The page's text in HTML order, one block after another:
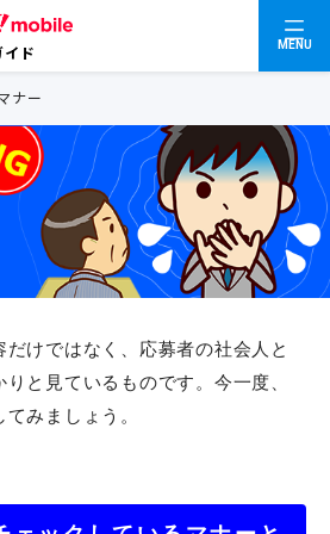
ド MENU
ナー
けではなく、応募者の社会人と
と見ているものです。今一度、
みましょう。